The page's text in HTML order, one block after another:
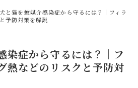
犬と猫を蚊媒介感染症から守るには？｜フィラ
予防対策を解説
染症から守るには？｜フ
熱などのリスクと予防対